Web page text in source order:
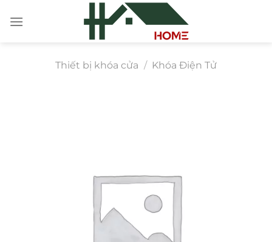
đến
Thiết bị khóa cửa / Khóa Điện Tử